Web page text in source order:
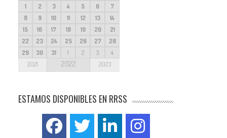
1
2 3 4 5 6
7
8
9 10 11 12 13
14
15
16 17 18 19 20
21
22
23 24 25 26 27
28
29
30 31 1 2 3 4
2021 2022 2023
ESTAMOS DISPONIBLES EN RRSS